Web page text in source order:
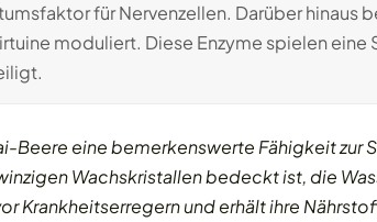
für Nervenzellen. Darüber
moduliert. Diese Enzyme spielen
Beere eine bemerkenswerte Fähigkeit
Wachskristallen bedeckt ist, die
Krankheitserregern und erhält ihre